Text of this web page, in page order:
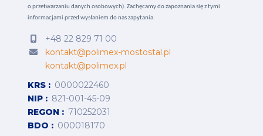
o przetwarzaniu danych osobowych). Zachęcamy do zapoznania się z tymi
informacjami przed wysłaniem do nas zapytania.
+48 22 829 71 00
kontakt@polimex-mostostal.pl
kontakt@polimex.pl
KRS
0000022460
NIP
821-001-45-09
REGON
710252031
BDO
000018170